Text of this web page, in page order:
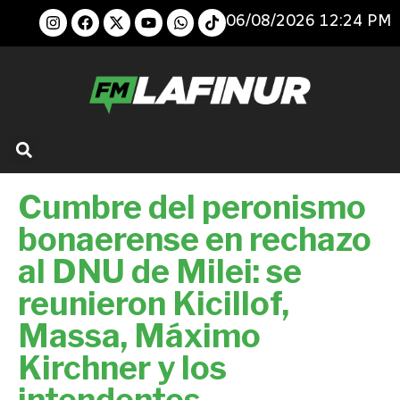
06/08/2026 12:24 PM
Cumbre del peronismo
bonaerense en rechazo
al DNU de Milei: se
reunieron Kicillof,
Massa, Máximo
Kirchner y los